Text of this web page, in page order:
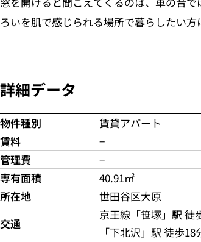
ろいを肌で感じられる場所で暮らしたい方
詳細データ
物件種別
賃貸アパート
賃料
−
管理費
−
専有面積
40.91㎡
所在地
世田谷区大原
交通
京王線「笹塚」駅 徒
「下北沢」駅 徒歩18